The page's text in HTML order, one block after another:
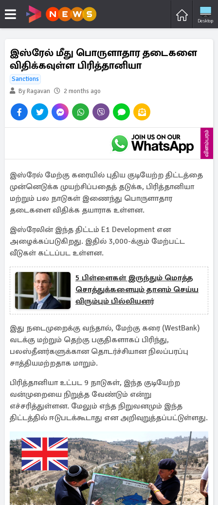
Desktop
இஸ்ரேல் மீது பொருளாதார தடைகளை
விதிக்கவுள்ள பிரித்தானியா
Sanctions
By Ragavan
2 months ago
விளம்பரம்
இஸ்ரேல் மேற்கு கரையில் புதிய குடியேற்ற திட்டத்தை
முன்னெடுக்க முயற்சிப்பதைத் தடுக்க, பிரித்தானியா
மற்றும் பல நாடுகள் இணைந்து பொருளாதார
தடைகளை விதிக்க தயாராக உள்ளன.
இஸ்ரேலின் இந்த திட்டம் E1 Development என
அழைக்கப்படுகிறது. இதில் 3,000-க்கும் மேற்பட்ட
வீடுகள் கட்டப்பட உள்ளன.
5 பிள்ளைகள் இருந்தும் மொத்த
சொத்துக்களையும் தானம் செய்ய
விரும்பும் பில்லியனர்
இது நடைமுறைக்கு வந்தால், மேற்கு கரை (WestBank)
வடக்கு மற்றும் தெற்கு பகுதிகளாகப் பிரிந்து,
பலஸ்தீனர்களுக்கான தொடர்ச்சியான நிலப்பரப்பு
சாத்தியமற்றதாக மாறும்.
பிரித்தானியா உட்பட 9 நாடுகள், இந்த குடியேற்ற
வன்முறையை நிறுத்த வேண்டும் என்று
எச்சரித்துள்ளன. மேலும் எந்த நிறுவனமும் இந்த
திட்டத்தில் ஈடுபடக்கூடாது என அறிவுறுத்தப்பட்டுள்ளது.